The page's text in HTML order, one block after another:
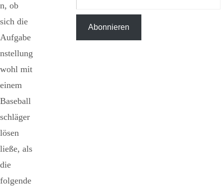
n, ob
sich die
Aufgabe
nstellung
wohl mit
einem
Baseball
schläger
lösen
ließe, als
die
folgende
Abonnieren